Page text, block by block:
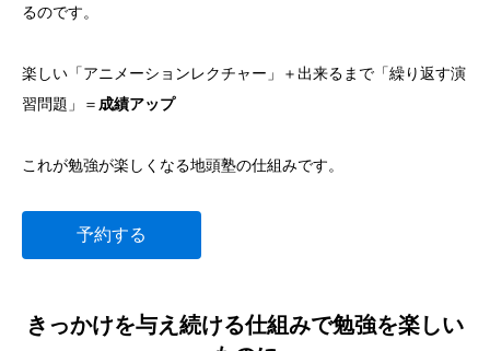
るのです。
楽しい「アニメーションレクチャー」＋出来るまで「繰り返す演
習問題」＝ 成績アップ
これが勉強が楽しくなる地頭塾の仕組みです。
予約する
きっかけを与え続ける仕組みで勉強を楽しい